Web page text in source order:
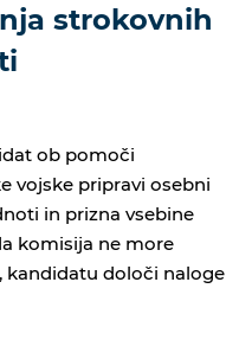
strokovnih
ob pomoči
vojske pripravi osebni
in prizna vsebine
komisija ne more
kandidatu določi naloge